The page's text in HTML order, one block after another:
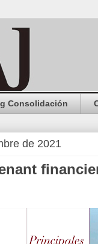
Consolidación
de 2021